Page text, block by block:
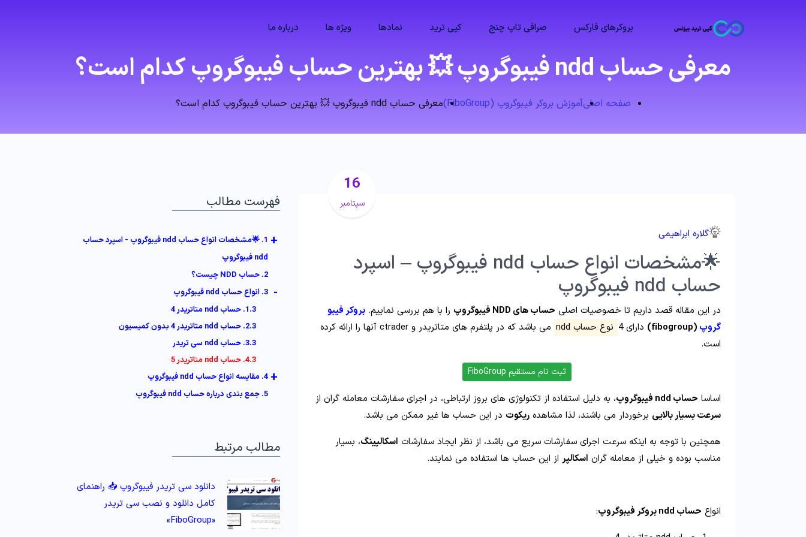
بروکرهای فارکس صرافی تاپ چنج کپی ترید نمادها ویژه ها درباره ما
معرفی حساب ndd فیبوگروپ 💥 بهترین حساب فیبوگروپ کدام است؟
صفحه اصلیآموزش بروکر فیبوگروپ (FiboGroup) معرفی حساب ndd فیبوگروپ 💥 بهترین حساب فیبوگروپ کدام است؟
16
سپتامبر
گلاره ابراهیمی
🌟مشخصات انواع حساب ndd فیبوگروپ – اسپرد
حساب ndd فیبوگروپ
در این مقاله قصد داریم تا خصوصیات اصلی حساب های NDD فیبوگروپ را با هم بررسی نماییم. بروکر فیبو
گروپ (fibogroup) دارای 4 نوع حساب ndd
می باشد که در پلتفرم های متاتریدر و ctrader آنها را ارائه کرده
است.
ثبت نام مستقیم FiboGroup
اساسا حساب ndd فیبوگروپ
، به دلیل استفاده از تکنولوژی های بروز ارتباطی، در اجرای سفارشات معامله گران از
سرعت بسیار بالایی برخوردار می باشند، لذا مشاهده ریکوت در این حساب ها غیر ممکن می باشد.
همچنین با توجه به اینکه سرعت اجرای سفارشات سریع می باشد، از نظر ایجاد سفارشات اسکالپینگ، بسیار
مناسب بوده و خیلی از معامله گران اسکالپر از این حساب ها استفاده می نمایند.
انواع حساب ndd بروکر فیبوگروپ
:
فهرست مطالب
1. 🌟مشخصات انواع حساب ndd فیبوگروپ - اسپرد حساب
ndd فیبوگروپ
+
2. حساب NDD چیست؟
3. انواع حساب ndd فیبوگروپ -
1.3. حساب ndd متاتریدر 4
2.3. حساب ndd متاتریدر 4 بدون کمیسیون
3.3. حساب ndd سی تریدر
4.3. حساب ndd متاتریدر 5
4. مقایسه انواع حساب ndd فیبوگروپ +
5. جمع بندی درباره حساب ndd فیبوگروپ
مطالب مرتبط
دانلود سی تریدر فیبوگروپ 📥 راهنمای
کامل دانلود و نصب سی تریدر
«FiboGroup»